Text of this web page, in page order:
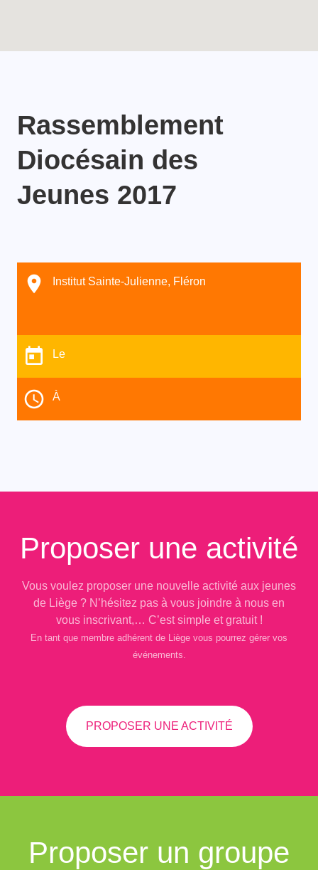
Rassemblement
Diocésain des
Jeunes 2017
Institut Sainte-Julienne, Fléron
Le
À
Proposer une activité
Vous voulez proposer une nouvelle activité aux jeunes
de Liège ? N’hésitez pas à vous joindre à nous en
vous inscrivant,… C’est simple et gratuit !
En tant que membre adhérent de Liège vous pourrez gérer vos
événements.
PROPOSER UNE ACTIVITÉ
Proposer un groupe